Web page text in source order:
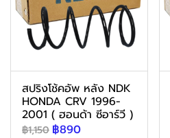
สปริงโช้คอัพ หลัง NDK
HONDA CRV 1996-
2001 ( ฮอนด้า ซีอาร์วี )
฿1,150 ฿890